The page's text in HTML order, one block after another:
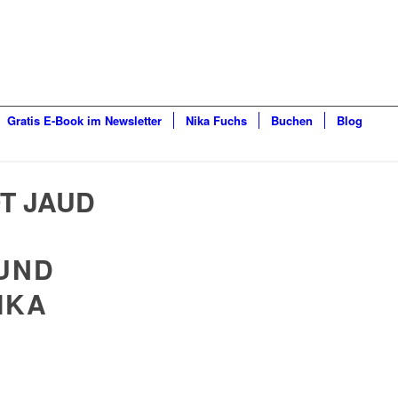
Gratis E-Book im Newsletter Nika Fuchs Buchen Blog
JAUD